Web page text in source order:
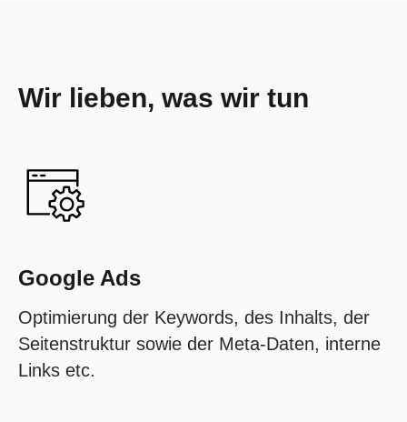
Wir lieben, was wir tun
Google Ads
Optimierung der Keywords, des Inhalts, der
Seitenstruktur sowie der Meta-Daten, interne
Links etc.